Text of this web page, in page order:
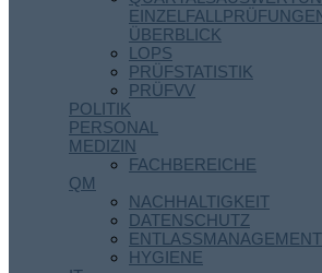
ÜBERBLICK
LOPS
PRÜFSTATISTIK
PRÜFVV
POLITIK
PERSONAL
MEDIZIN
FACHBEREICHE
QM
NACHHALTIGKEIT
DATENSCHUTZ
ENTLASSMANAGEMENT
HYGIENE